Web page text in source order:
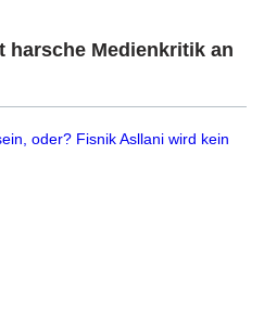
harsche Medienkritik an